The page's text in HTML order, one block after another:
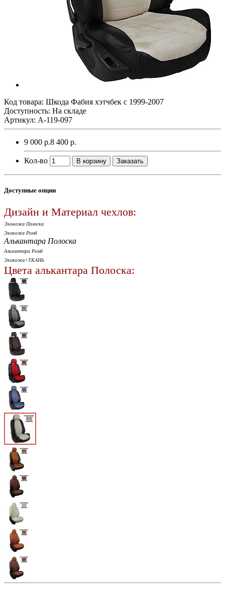
Код товара: Шкода Фабия хэтчбек с 1999-2007
Доступность: На складе
Артикул: A-119-097
9 000 р.8 400 р.
Кол-во В корзину Заказать
Доступные опции
Дизайн и Материал чехлов:
Экокожа Полоска
Экокожа Ромб
Алькантара Полоска
Алькантара Ромб
Экокожа+ТКАНЬ
Цвета алькантара Полоска: